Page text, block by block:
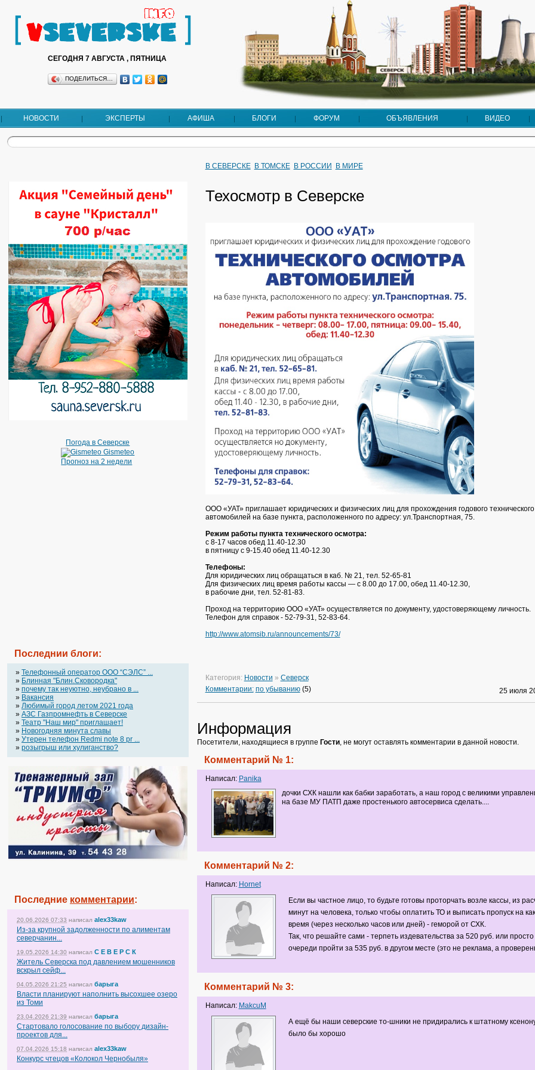
СЕГОДНЯ 7 АВГУСТА , ПЯТНИЦА
ПОДЕЛИТЬСЯ…
НОВОСТИ ЭКСПЕРТЫ АФИША БЛОГИ ФОРУМ ОБЪЯВЛЕНИЯ ВИДЕО
Погода в Северске
Gismeteo
Прогноз на 2 недели
Последнии блоги:
» Телефонный оператор OOO “СЭЛС” ...
» Блинная "Блин.Сковородка"
» почему так неуютно, неубрано в ...
» Вакансия
» Любимый город летом 2021 года
» АЗС Газпромнефть в Северске
» Театр "Наш мир" приглашает!
» Новогодняя минута славы
» Утерен телефон Redmi note 8 pr ...
» розыгрыш или хулиганство?
Последние комментарии:
20.06.2026 07:33 написал alex33kaw
Из-за крупной задолженности по алиментам
северчанин...
19.05.2026 14:30 написал С Е В Е Р С К
Житель Северска под давлением мошенников
вскрыл сейф...
04.05.2026 21:25 написал барыга
Власти планируют наполнить высохшее озеро
из Томи
23.04.2026 21:39 написал барыга
Стартовало голосование по выбору дизайн-
проектов для...
07.04.2026 15:18 написал alex33kaw
Конкурс чтецов «Колокол Чернобыля»
В СЕВЕРСКЕ В ТОМСКЕ В РОССИИ В МИРЕ
Техосмотр в Северске
ООО «УАТ» приглашает юридических и физических лиц для прохождения годового
автомобилей на базе пункта, расположенного по адресу: ул.Транспортная, 75.
Режим работы пункта технического осмотра:
с 8-17 часов обед 11.40-12.30
в пятницу с 9-15.40 обед 11.40-12.30
Телефоны:
Для юридических лиц обращаться в каб. № 21, тел. 52-65-81
Для физических лиц время работы кассы — с 8.00 до 17.00, обед 11.40-12.30,
в рабочие дни, тел. 52-81-83.
Проход на территорию ООО «УАТ» осуществляется по документу, удостоверяющему личность.
Телефон для справок - 52-79-31, 52-83-64.
http://www.atomsib.ru/announcements/73/
Категория: Новости » Северск
Комментарии: по убыванию(5) 25 июля
Информация
Посетители, находящиеся в группе Гости, не могут оставлять комментарии в данной новости.
Комментарий № 1:
Написал: Panika
дочки СХК нашли как бабки заработать, а наш город с великими
на базе МУ ПАТП даже простенького автосервиса сделать....
Комментарий № 2:
Написал: Hornet
Если вы частное лицо, то будьте готовы проторчать возле кассы, из
минут на человека, только чтобы оплатить ТО и выписать пропуск на
время (через несколько часов или дней) - геморой от СХК.
Так, что решайте сами - терпеть издевательства за 520 руб. или
очереди пройти за 535 руб. в другом месте (это не реклама, а
Комментарий № 3:
Написал: MakcuM
А ещё бы наши северские то-шники не придирались к штатному
было бы хорошо